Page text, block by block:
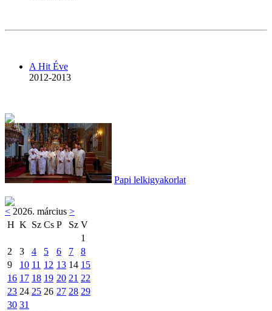
A Hit Éve
2012-2013
Papi lelkigyakorlat
< 2026. március >
H K Sz Cs P Sz V
1
2
3 4 5 6 7
8
9
10 11 12 13 14 15
16 17 18 19 20 21 22
23 24 25 26 27 28 29
30 31